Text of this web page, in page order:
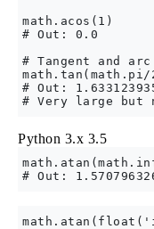
math.acos(1)
# Out: 0.0
# Tangent and
math.tan(math.pi/
# Out:
Python 3.x 3.5